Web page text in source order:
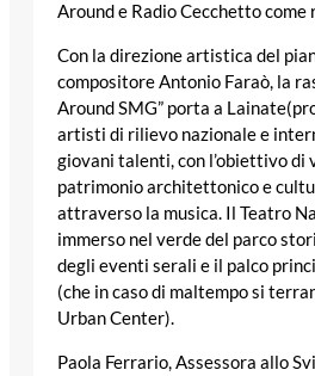
Arounde Radio Cecchettocome
Con la direzione artistica del
compositoreAntonio Faraò, la
Around SMG” porta a Lainate
artisti di rilievo nazionale e
giovani talenti, con l’obiettivo di
patrimonio architettonico e
attraverso la musica. Il Teatro
immerso nel verde del parco
degli eventi serali e il palco
(che in caso di maltempo si
Urban Center).
Paola Ferrario, Assessora allo